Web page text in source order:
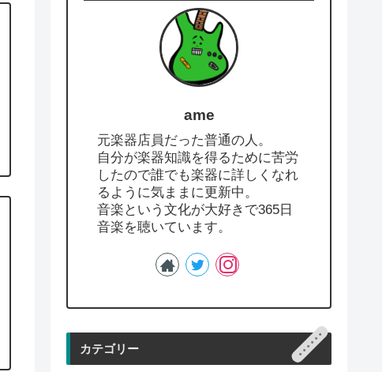
ame
元楽器店員だった普通の人。
自分が楽器知識を得るために苦労
したので誰でも楽器に詳しくなれ
るように気ままに更新中。
音楽という文化が大好きで365日
音楽を聴いています。
カテゴリー